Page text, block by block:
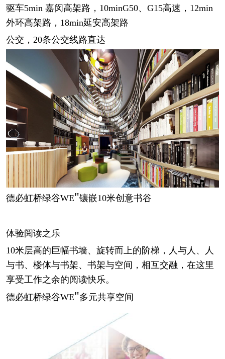
驱车5min 嘉闵高架路，10minG50、G15高速，12min
外环高架路，18min延安高架路
公交， 20条公交线路直达
德必虹桥绿谷WE"镶嵌10米创意书谷
体验阅读之乐
10米层高的巨幅书墙、旋转而上的阶梯，人与人、人
与书、楼体与书架、书架与空间，相互交融，在这里
享受工作之余的阅读快乐。
德必虹桥绿谷WE"多元共享空间